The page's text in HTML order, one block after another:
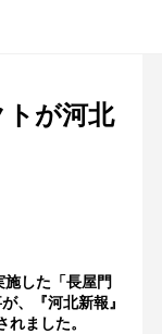
が河北
した「長屋門
、『河北新報』
ました。